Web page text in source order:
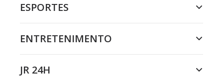
ESPORTES
ENTRETENIMENTO
JR 24H